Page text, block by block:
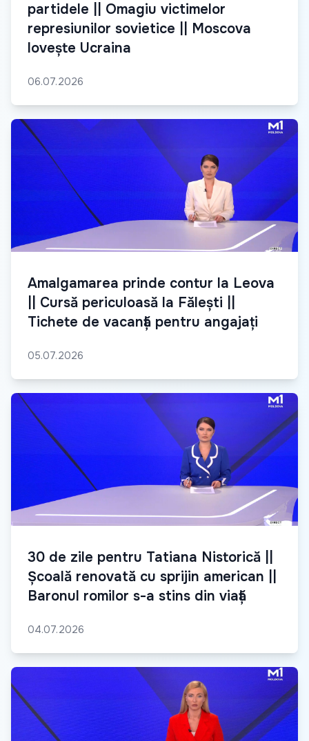
partidele || Omagiu victimelor
represiunilor sovietice || Moscova
lovește Ucraina
06.07.2026
Amalgamarea prinde contur la Leova
|| Cursă periculoasă la Fălești ||
Tichete de vacanță pentru angajați
05.07.2026
30 de zile pentru Tatiana Nistorică ||
Școală renovată cu sprijin american ||
Baronul romilor s-a stins din viață
04.07.2026